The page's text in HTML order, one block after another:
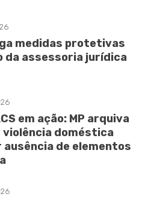
medidas protetivas
da assessoria jurídica
em ação: MP arquiva
doméstica
ausência de elementos